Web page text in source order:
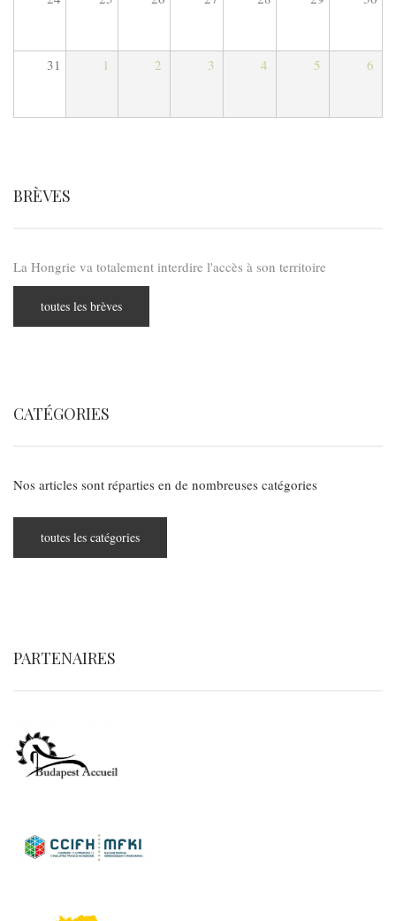
31 1 2 3 4 5 6
BRÈVES
La Hongrie va totalement interdire l'accès à son territoire
toutes les brèves
CATÉGORIES
Nos articles sont réparties en de nombreuses catégories
toutes les catégories
PARTENAIRES